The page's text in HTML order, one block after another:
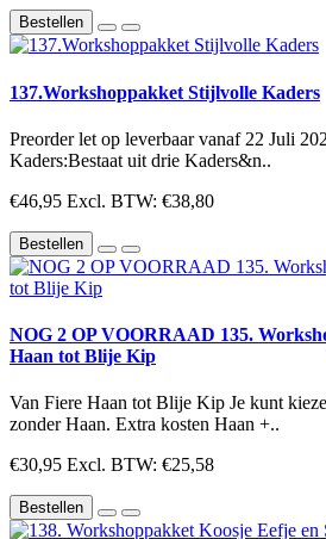
Bestellen
137.Workshoppakket Stijlvolle Kaders
Preorder let op leverbaar vanaf 22 Juli
Kaders:Bestaat uit drie Kaders&n..
€46,95 Excl. BTW: €38,80
Bestellen
NOG 2 OP VOORRAAD 135.
Haan tot Blije Kip
Van Fiere Haan tot Blije Kip Je kunt
zonder Haan. Extra kosten Haan +..
€30,95 Excl. BTW: €25,58
Bestellen